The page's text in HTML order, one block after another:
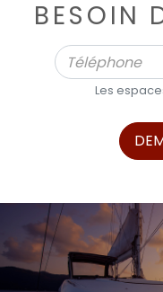
BESOIN
Les